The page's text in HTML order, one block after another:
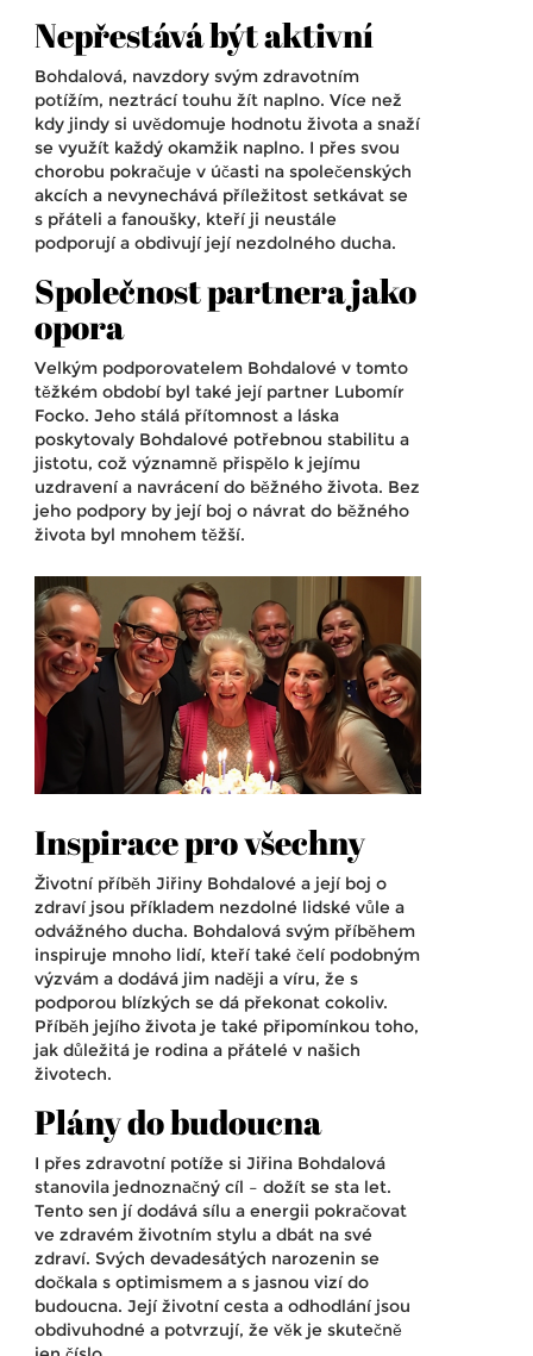
Nepřestává být aktivní
Bohdalová, navzdory svým zdravotním
potížím, neztrácí touhu žít naplno. Více než
kdy jindy si uvědomuje hodnotu života a snaží
se využít každý okamžik naplno. I přes svou
chorobu pokračuje v účasti na společenských
akcích a nevynechává příležitost setkávat se
s přáteli a fanoušky, kteří ji neustále
podporují a obdivují její nezdolného ducha.
Společnost partnera jako
opora
Velkým podporovatelem Bohdalové v tomto
těžkém období byl také její partner Lubomír
Focko. Jeho stálá přítomnost a láska
poskytovaly Bohdalové potřebnou stabilitu a
jistotu, což významně přispělo k jejímu
uzdravení a navrácení do běžného života. Bez
jeho podpory by její boj o návrat do běžného
života byl mnohem těžší.
Inspirace pro všechny
Životní příběh Jiřiny Bohdalové a její boj o
zdraví jsou příkladem nezdolné lidské vůle a
odvážného ducha. Bohdalová svým příběhem
inspiruje mnoho lidí, kteří také čelí podobným
výzvám a dodává jim naději a víru, že s
podporou blízkých se dá překonat cokoliv.
Příběh jejího života je také připomínkou toho,
jak důležitá je rodina a přátelé v našich
životech.
Plány do budoucna
I přes zdravotní potíže si Jiřina Bohdalová
stanovila jednoznačný cíl – dožít se sta let.
Tento sen jí dodává sílu a energii pokračovat
ve zdravém životním stylu a dbát na své
zdraví. Svých devadesátých narozenin se
dočkala s optimismem a s jasnou vizí do
budoucna. Její životní cesta a odhodlání jsou
obdivuhodné a potvrzují, že věk je skutečně